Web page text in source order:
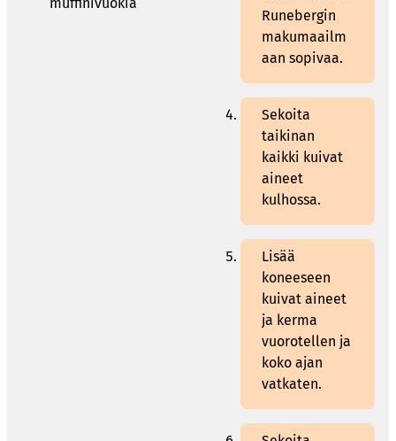
Runebergin
makumaailm
aan sopivaa.
Sekoita
taikinan
kaikki kuivat
aineet
kulhossa.
Lisää
koneeseen
kuivat aineet
ja kerma
vuorotellen ja
koko ajan
vatkaten.